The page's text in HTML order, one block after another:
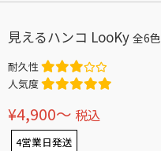
見えるハンコ LooKy全6色
耐久性
人気度
¥4,900〜 税込
4営業日発送